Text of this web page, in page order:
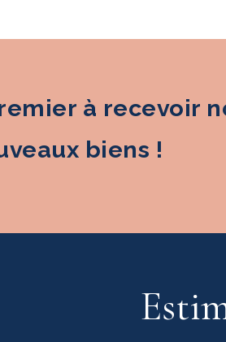
à recevoir
biens !